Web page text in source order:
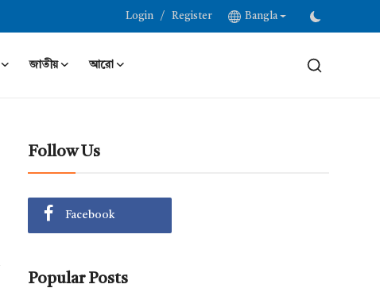
Login / Register Bangla
জাতীয়
আরো
Follow Us
Facebook
Popular Posts